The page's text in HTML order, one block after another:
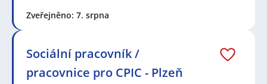
Zveřejněno: 7. srpna
Sociální pracovník /
pracovnice pro CPIC - Plzeň